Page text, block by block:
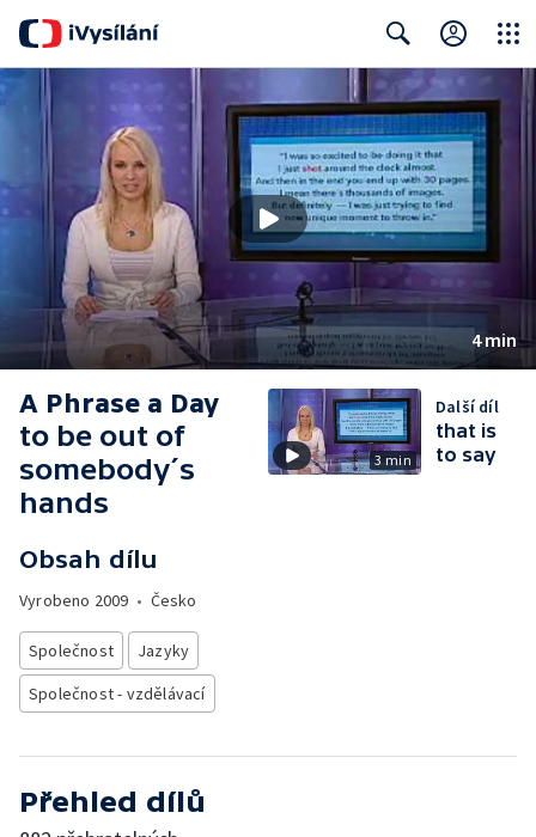
Search Close
4 min
A Phrase a Day
to be out of
somebody´s
hands
Obsah dílu
Vyrobeno 2009 • Česko
Společnost
Jazyky
Společnost - vzdělávací
3 min
Další díl
that is
to say
Přehled dílů